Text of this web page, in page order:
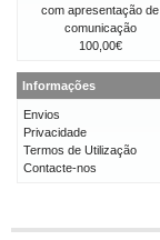
com apresentação de
comunicação
100,00€
Informações
Envios
Privacidade
Termos de Utilização
Contacte-nos